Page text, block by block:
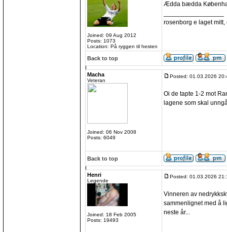
Joined: 09 Aug 2012
Posts: 1073
Location: På ryggen til hesten
Ædda bædda
rosenborg e laget mitt,
Back to top
Macha
Veteran
Joined: 06 Nov 2008
Posts: 6049
Posted: 01.03.2026
Oi de tapte 1-2 mot
lagene som skal
Back to top
Henri
Legende
Joined: 18 Feb 2005
Posts: 19493
Posted: 01.03.2026
Vinneren av
sammenlignet med å
neste år...